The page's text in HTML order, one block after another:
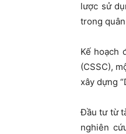
lược sử
trong
Kế hoạch
(CSSC),
xây dựng
Đầu tư từ
nghiên